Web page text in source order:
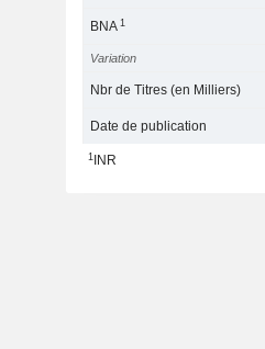
BNA1
Variation
Nbr de Titres (en Milliers)
Date de publication
1INR